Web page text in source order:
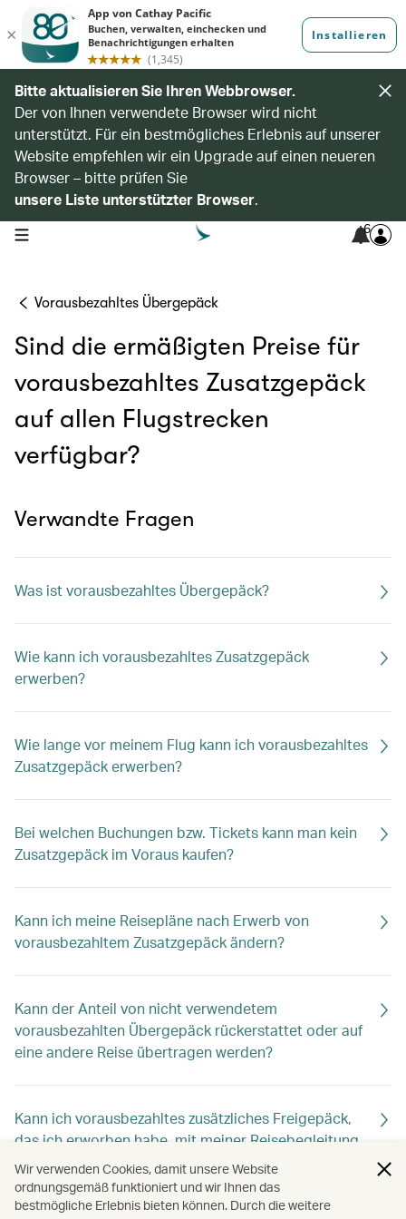
Bitte aktualisieren Sie Ihren Webbrowser.
Der von Ihnen verwendete Browser wird nicht
unterstützt. Für ein bestmögliches Erlebnis auf unserer
Website empfehlen wir ein Upgrade auf einen neueren
Browser – bitte prüfen Sie
unsere Liste unterstützter Browser.
open navigation menu 6
Vorausbezahltes Übergepäck
Sind die ermäßigten Preise für
vorausbezahltes Zusatzgepäck
auf allen Flugstrecken
verfügbar?
Verwandte Fragen
Was ist vorausbezahltes Übergepäck?
Wie kann ich vorausbezahltes Zusatzgepäck
erwerben?
Wie lange vor meinem Flug kann ich vorausbezahltes
Zusatzgepäck erwerben?
Bei welchen Buchungen bzw. Tickets kann man kein
Zusatzgepäck im Voraus kaufen?
Kann ich meine Reisepläne nach Erwerb von
vorausbezahltem Zusatzgepäck ändern?
Kann der Anteil von nicht verwendetem
vorausbezahlten Übergepäck rückerstattet oder auf
eine andere Reise übertragen werden?
Kann ich vorausbezahltes zusätzliches Freigepäck,
das ich erworben habe, mit meiner Reisebegleitung
in meiner Buchung teilen?
Wir verwenden Cookies, damit unsere Website
ordnungsgemäß funktioniert und wir Ihnen das
bestmögliche Erlebnis bieten können. Durch die weitere